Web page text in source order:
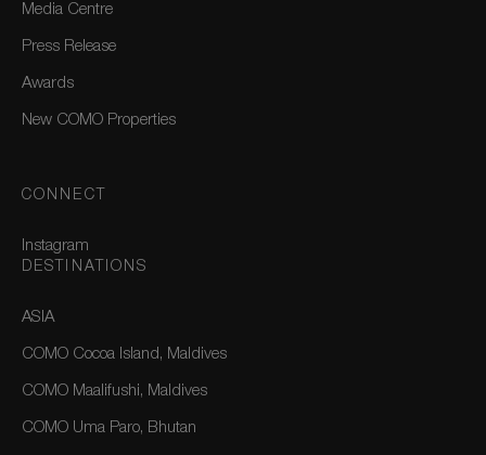
Media Centre
Press Release
Awards
New COMO Properties
CONNECT
Instagram
DESTINATIONS
ASIA
COMO Cocoa Island, Maldives
COMO Maalifushi, Maldives
COMO Uma Paro, Bhutan